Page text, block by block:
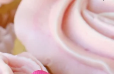
Cozinha para